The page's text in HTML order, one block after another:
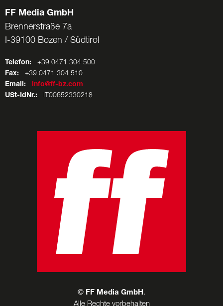
FF Media GmbH
Brennerstraße 7a
I-39100 Bozen / Südtirol
Telefon: +39 0471 304 500
Fax: +39 0471 304 510
Email:
info@ff-bz.com
USt-IdNr.: IT00652330218
© FF Media GmbH.
Alle Rechte vorbehalten